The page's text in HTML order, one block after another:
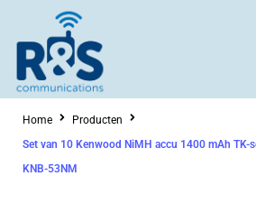
inhoud
Home
Producten
Set van 10 Kenwood NiMH accu 1400 mAh TK-
KNB-53NM